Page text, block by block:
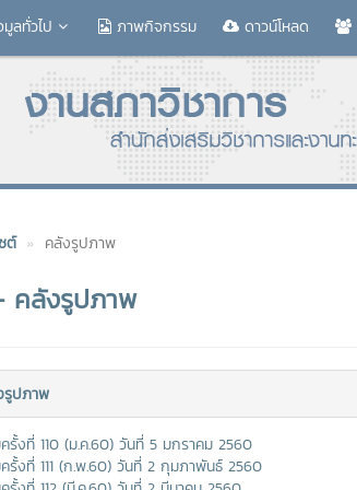
ลทั่วไป ภาพกิจกรรม ดาวน์โหลด
ต์ คลังรูปภาพ
คลังรูปภาพ
รูปภาพ
รั้งที่ 110 (ม.ค.60) วันที่ 5 มกราคม 2560
รั้งที่ 111 (ก.พ.60) วันที่ 2 กุมภาพันธ์ 2560